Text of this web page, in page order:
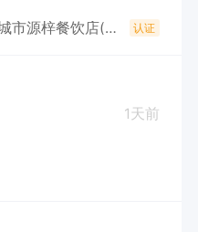
组局儿烧烤&三石烧烤（永城市源梓餐饮店(个体工商户) 认证
1天前